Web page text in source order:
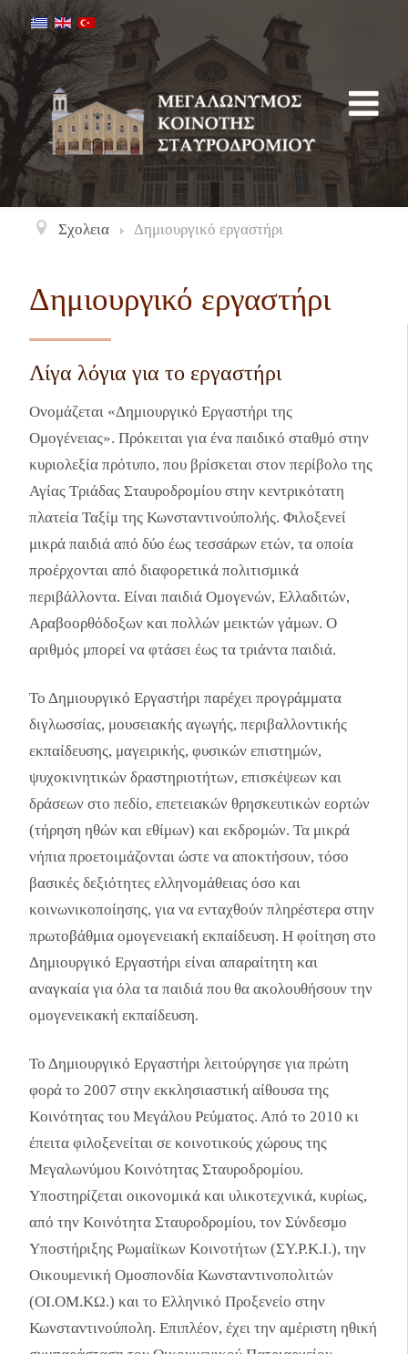
Σχολεια Δημιουργικό εργαστήρι
Δημιουργικό εργαστήρι
Λίγα λόγια για το εργαστήρι
Ονομάζεται «Δημιουργικό Εργαστήρι της
Ομογένειας». Πρόκειται για ένα παιδικό σταθμό στην
κυριολεξία πρότυπο, που βρίσκεται στον περίβολο της
Αγίας Τριάδας Σταυροδρομίου στην κεντρικότατη
πλατεία Ταξίμ της Κωνσταντινούπολής. Φιλοξενεί
μικρά παιδιά από δύο έως τεσσάρων ετών, τα οποία
προέρχονται από διαφορετικά πολιτισμικά
περιβάλλοντα. Είναι παιδιά Ομογενών, Ελλαδιτών,
Αραβοορθόδοξων και πολλών μεικτών γάμων. Ο
αριθμός μπορεί να φτάσει έως τα τριάντα παιδιά.
Το Δημιουργικό Εργαστήρι παρέχει προγράμματα
διγλωσσίας, μουσειακής αγωγής, περιβαλλοντικής
εκπαίδευσης, μαγειρικής, φυσικών επιστημών,
ψυχοκινητικών δραστηριοτήτων, επισκέψεων και
δράσεων στο πεδίο, επετειακών θρησκευτικών εορτών
(τήρηση ηθών και εθίμων) και εκδρομών. Τα μικρά
νήπια προετοιμάζονται ώστε να αποκτήσουν, τόσο
βασικές δεξιότητες ελληνομάθειας όσο και
κοινωνικοποίησης, για να ενταχθούν πληρέστερα στην
πρωτοβάθμια ομογενειακή εκπαίδευση. Η φοίτηση στο
Δημιουργικό Εργαστήρι είναι απαραίτητη και
αναγκαία για όλα τα παιδιά που θα ακολουθήσουν την
ομογενεικακή εκπαίδευση.
Το Δημιουργικό Εργαστήρι λειτούργησε για πρώτη
φορά το 2007 στην εκκλησιαστική αίθουσα της
Κοινότητας του Μεγάλου Ρεύματος. Από το 2010 κι
έπειτα φιλοξενείται σε κοινοτικούς χώρους της
Μεγαλωνύμου Κοινότητας Σταυροδρομίου.
Υποστηρίζεται οικονομικά και υλικοτεχνικά, κυρίως,
από την Κοινότητα Σταυροδρομίου, τον Σύνδεσμο
Υποστήριξης Ρωμαίϊκων Κοινοτήτων (ΣΥ.Ρ.Κ.Ι.), την
Οικουμενική Ομοσπονδία Κωνσταντινοπολιτών
(ΟΙ.ΟΜ.ΚΩ.) και το Ελληνικό Προξενείο στην
Κωνσταντινούπολη. Επιπλέον, έχει την αμέριστη ηθική